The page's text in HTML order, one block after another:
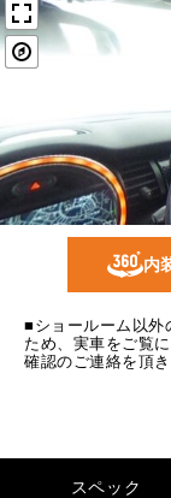
工場
お問い合わせ
BMW MINI サ
iR TECH
残価
支払回数
内訳
1回目
2回目以降
ボーナス月数
内
■ショールーム以外
ため、実車をご覧
確認のご連絡を頂
スペック